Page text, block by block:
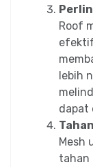
Roof
lebih
dapat
Mesh
tahan